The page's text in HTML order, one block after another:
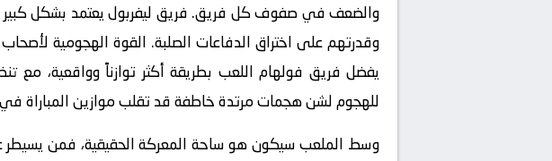
والضعف في صفوف كل فريق. فريق ليفربول يعتمد بشكل
وقدرتهم على اختراق الدفاعات الصلبة. القوة الهجومية
يفضل فريق فولهام اللعب بطريقة أكثر توازناً وواقعية، مع
للهجوم لشن هجمات مرتدة خاطفة قد تقلب موازين المباراة
وسط الملعب سيكون هو ساحة المعركة الحقيقية، فمن يسيطر